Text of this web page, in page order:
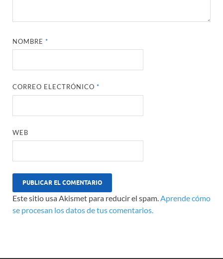
NOMBRE*
CORREO ELECTRÓNICO*
WEB
Este sitio usa Akismet para reducir el spam.Aprende cómo
se procesan los datos de tus comentarios.